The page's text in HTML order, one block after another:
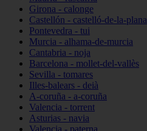
Girona - calonge
Castellón - castelló-de-la-plana
Pontevedra - tui
Murcia - alhama-de-murcia
Cantabria - noja
Barcelona - mollet-del-vallès
Sevilla - tomares
Illes-balears - deià
A-coruña - a-coruña
Valencia - torrent
Asturias - navia
Valencia - paterna